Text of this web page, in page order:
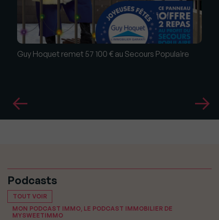
Guy Hoquet remet 57 100 € au Secours Populaire
Podcasts
TOUT VOIR
MON PODCAST IMMO, LE PODCAST IMMOBILIER DE
MYSWEETIMMO